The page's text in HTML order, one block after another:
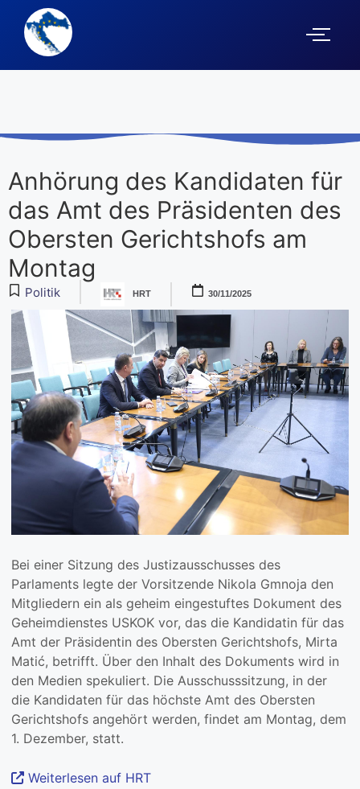
Anhörung des Kandidaten für
das Amt des Präsidenten des
Obersten Gerichtshofs am
Montag
Politik HRT 30/11/2025
Bei einer Sitzung des Justizausschusses des
Parlaments legte der Vorsitzende Nikola Gmnoja den
Mitgliedern ein als geheim eingestuftes Dokument des
Geheimdienstes USKOK vor, das die Kandidatin für das
Amt der Präsidentin des Obersten Gerichtshofs, Mirta
Matić, betrifft. Über den Inhalt des Dokuments wird in
den Medien spekuliert. Die Ausschusssitzung, in der
die Kandidaten für das höchste Amt des Obersten
Gerichtshofs angehört werden, findet am Montag, dem
1. Dezember, statt.
Weiterlesen auf HRT